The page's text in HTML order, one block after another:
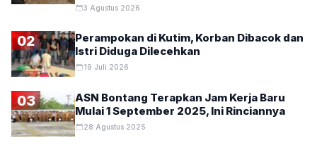
3 Agustus 2026
02
Perampokan di Kutim, Korban Dibacok dan
Istri Diduga Dilecehkan
19 Juli 2026
03
ASN Bontang Terapkan Jam Kerja Baru
Mulai 1 September 2025, Ini Rinciannya
28 Agustus 2025